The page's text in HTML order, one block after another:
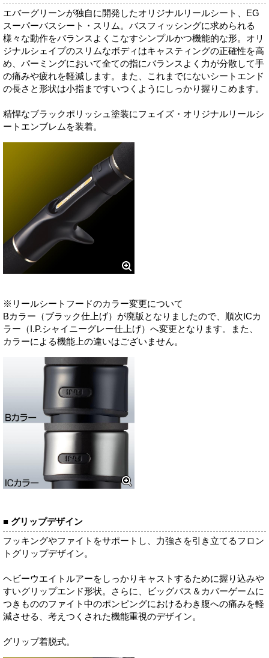
エバーグリーンが独自に開発したオリジナルリールシート、EG
スーパーバスシート・スリム。バスフィッシングに求められる
様々な動作をバランスよくこなすシンプルかつ機能的な形。オリ
ジナルシェイプのスリムなボディはキャスティングの正確性を高
め、パーミングにおいて全ての指にバランスよく力が分散して手
の痛みや疲れを軽減します。また、これまでにないシートエンド
の長さと形状は小指まですいつくようにしっかり握りこめます。
精悍なブラックポリッシュ塗装にフェイズ・オリジナルリールシ
ートエンブレムを装着。
※リールシートフードのカラー変更について
Bカラー（ブラック仕上げ）が廃版となりましたので、順次ICカ
ラー（I.P.シャイニーグレー仕上げ）へ変更となります。また、
カラーによる機能上の違いはございません。
■ グリップデザイン
フッキングやファイトをサポートし、力強さを引き立てるフロン
トグリップデザイン。
ヘビーウエイトルアーをしっかりキャストするために握り込みや
すいグリップエンド形状。さらに、ビッグバス＆カバーゲームに
つきもののファイト中のポンピングにおけるわき腹への痛みを軽
減させる、考えつくされた機能重視のデザイン。
グリップ着脱式。